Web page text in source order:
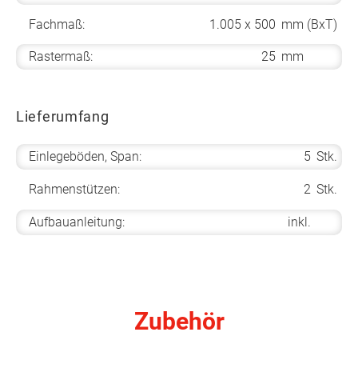
Fachmaß: 1.005 x 500 mm (BxT)
Rastermaß: 25 mm
Lieferumfang
Einlegeböden, Span: 5 Stk.
Rahmenstützen: 2 Stk.
Aufbauanleitung: inkl.
Zubehör